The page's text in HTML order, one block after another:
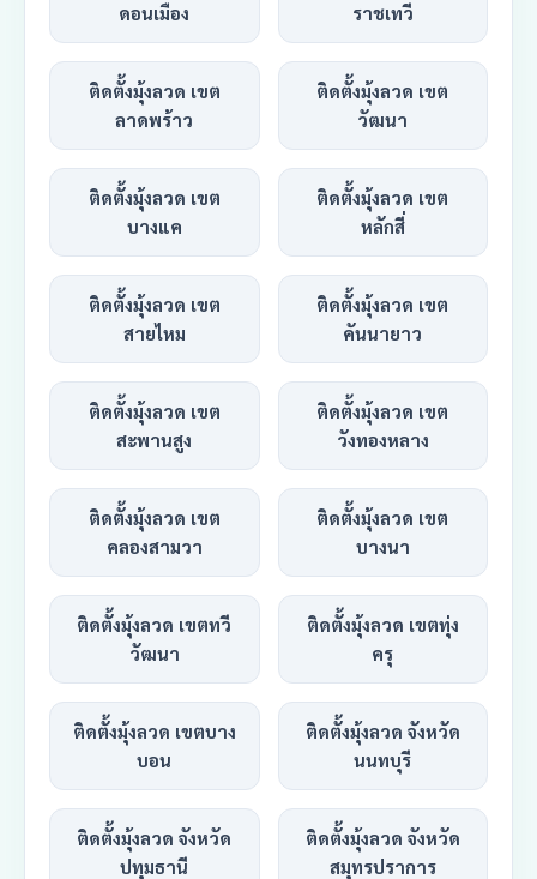
ดอนเมือง ราชเทวี
ติดตั้งมุ้งลวด เขต
ลาดพร้าว
ติดตั้งมุ้งลวด เขต
วัฒนา
ติดตั้งมุ้งลวด เขต
บางแค
ติดตั้งมุ้งลวด เขต
หลักสี่
ติดตั้งมุ้งลวด เขต
สายไหม
ติดตั้งมุ้งลวด เขต
คันนายาว
ติดตั้งมุ้งลวด เขต
สะพานสูง
ติดตั้งมุ้งลวด เขต
วังทองหลาง
ติดตั้งมุ้งลวด เขต
คลองสามวา
ติดตั้งมุ้งลวด เขต
บางนา
ติดตั้งมุ้งลวด เขตทวี
วัฒนา
ติดตั้งมุ้งลวด เขตทุ่ง
ครุ
ติดตั้งมุ้งลวด เขตบาง
บอน
ติดตั้งมุ้งลวด จังหวัด
นนทบุรี
ติดตั้งมุ้งลวด จังหวัด
ปทุมธานี
ติดตั้งมุ้งลวด จังหวัด
สมุทรปราการ